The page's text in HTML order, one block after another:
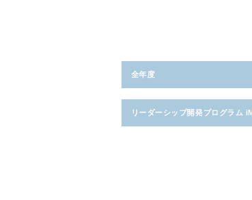
全年度
リーダーシップ開発プログラム